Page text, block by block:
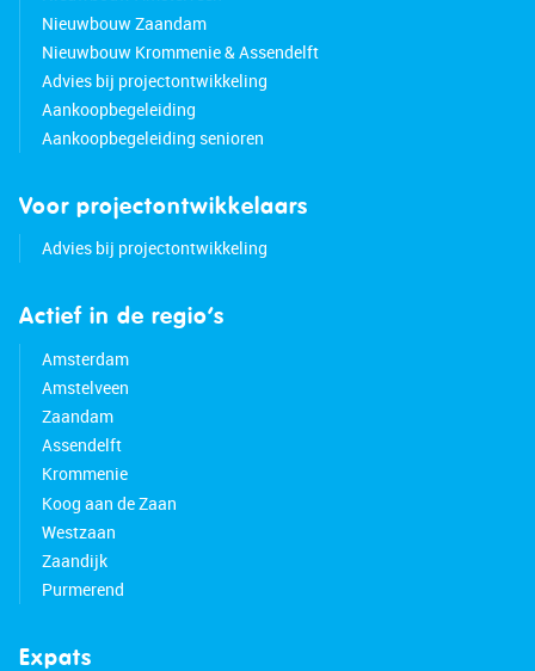
Nieuwbouw Zaandam
Nieuwbouw Krommenie & Assendelft
Advies bij projectontwikkeling
Aankoopbegeleiding
Aankoopbegeleiding senioren
Voor projectontwikkelaars
Advies bij projectontwikkeling
Actief in de regio’s
Amsterdam
Amstelveen
Zaandam
Assendelft
Krommenie
Koog aan de Zaan
Westzaan
Zaandijk
Purmerend
Expats